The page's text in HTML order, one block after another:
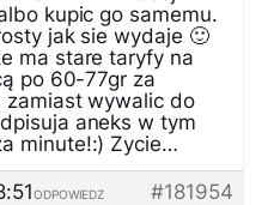
kupic go samemu.
jak sie wydaje 🙂
ma stare taryfy na
po 60-77gr za
zamiast wywalic do
aneks w tym
minute!:) Zycie…
#181954
ODPOWIEDZ